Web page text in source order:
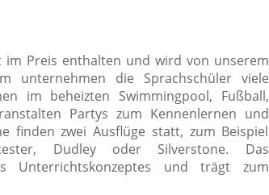
im Preis enthalten und wird von unserem
unternehmen die Sprachschüler viele
im beheizten Swimmingpool, Fußball,
Partys zum Kennenlernen und
finden zwei Ausflüge statt, zum Beispiel
Dudley oder Silverstone. Das
Unterrichtskonzeptes und trägt zum